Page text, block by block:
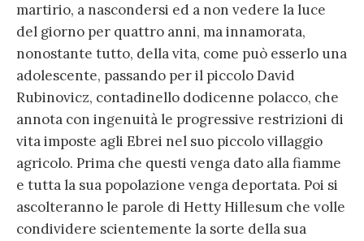
martirio, a nascondersi ed a non vedere la luce
del giorno per quattro anni, ma innamorata,
nonostante tutto, della vita, come può esserlo una
adolescente, passando per il piccolo David
Rubinovicz, contadinello dodicenne polacco, che
annota con ingenuità le progressive restrizioni di
vita imposte agli Ebrei nel suo piccolo villaggio
agricolo. Prima che questi venga dato alla fiamme
e tutta la sua popolazione venga deportata. Poi si
ascolteranno le parole di Hetty Hillesum che volle
condividere scientemente la sorte della sua